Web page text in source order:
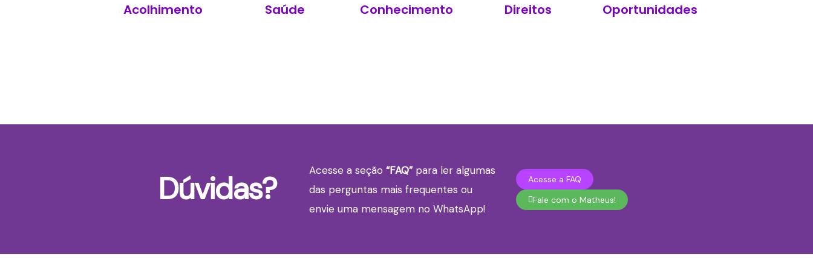
Acolhimento Saúde Conhecimento Direitos Oportunidades
Dúvidas? Acesse a seção “FAQ”para ler algumas
das perguntas mais frequentes ou
envie uma mensagem no WhatsApp!
Acesse a FAQ
Fale com o Matheus!